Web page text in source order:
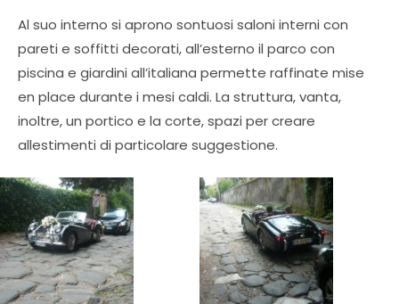
Al suo interno si aprono sontuosi saloni interni con
pareti e soffitti decorati, all’esterno il parco con
piscina e giardini all’italiana permette raffinate mise
en place durante i mesi caldi. La struttura, vanta,
inoltre, un portico e la corte, spazi per creare
allestimenti di particolare suggestione.